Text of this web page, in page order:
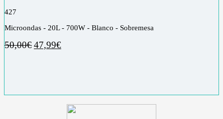
427
Microondas - 20L - 700W - Blanco - Sobremesa
50,00€47,99€